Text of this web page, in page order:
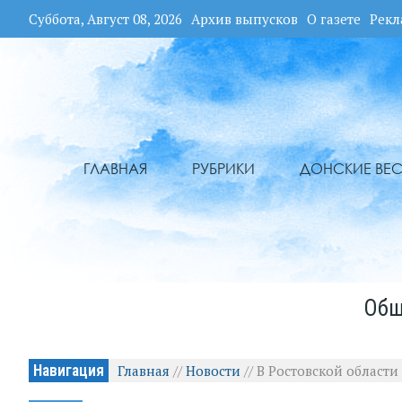
Суббота, Август 08, 2026 Архив выпусков О газете
ГЛАВНАЯ РУБРИКИ ДОНСКИЕ
Навигация Главная //Новости //В Ростовской